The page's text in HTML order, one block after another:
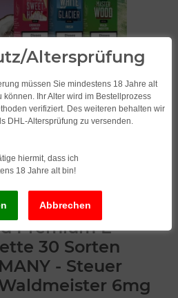
Premium E-
30 Sorten
- Steuer
6mg
Altersprüfung
müssen Sie mindestens 18 Jahre alt
Ihr Alter wird im Bestellprozess
verifiziert. Des weiteren behalten wir
DHL-Altersprüfung zu versenden.
hiermit, dass ich
18 Jahre alt bin!